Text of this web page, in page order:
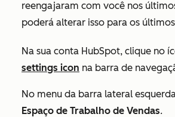
reengajaram com você nos
poderá alterar isso para os
Na sua conta HubSpot, clique no
settings icon na barra de
No menu da barra lateral
Espaço de Trabalho de Vendas.